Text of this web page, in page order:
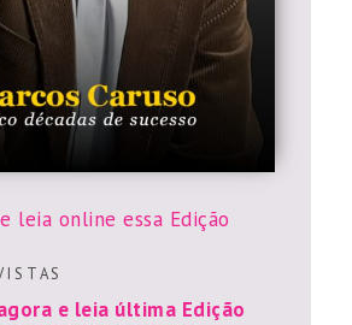
leia online essa Edição
S T A S
e leia última Edição